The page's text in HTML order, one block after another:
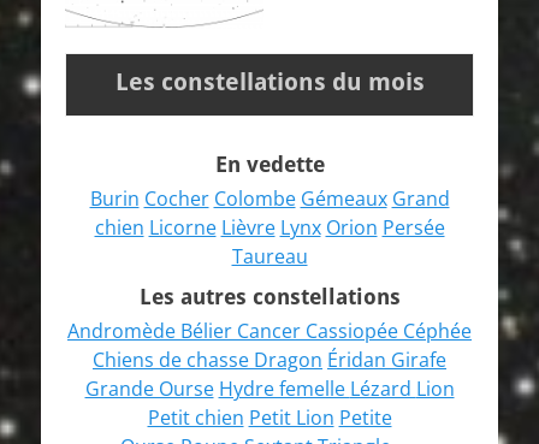
Les constellations du mois
En vedette
Burin Cocher Colombe Gémeaux Grand
chien Licorne Lièvre Lynx Orion Persée
Taureau
Les autres constellations
Andromède Bélier Cancer Cassiopée Céphée
Chiens de chasse Dragon Éridan Girafe
Grande Ourse Hydre femelle Lézard Lion
Petit chien Petit Lion Petite